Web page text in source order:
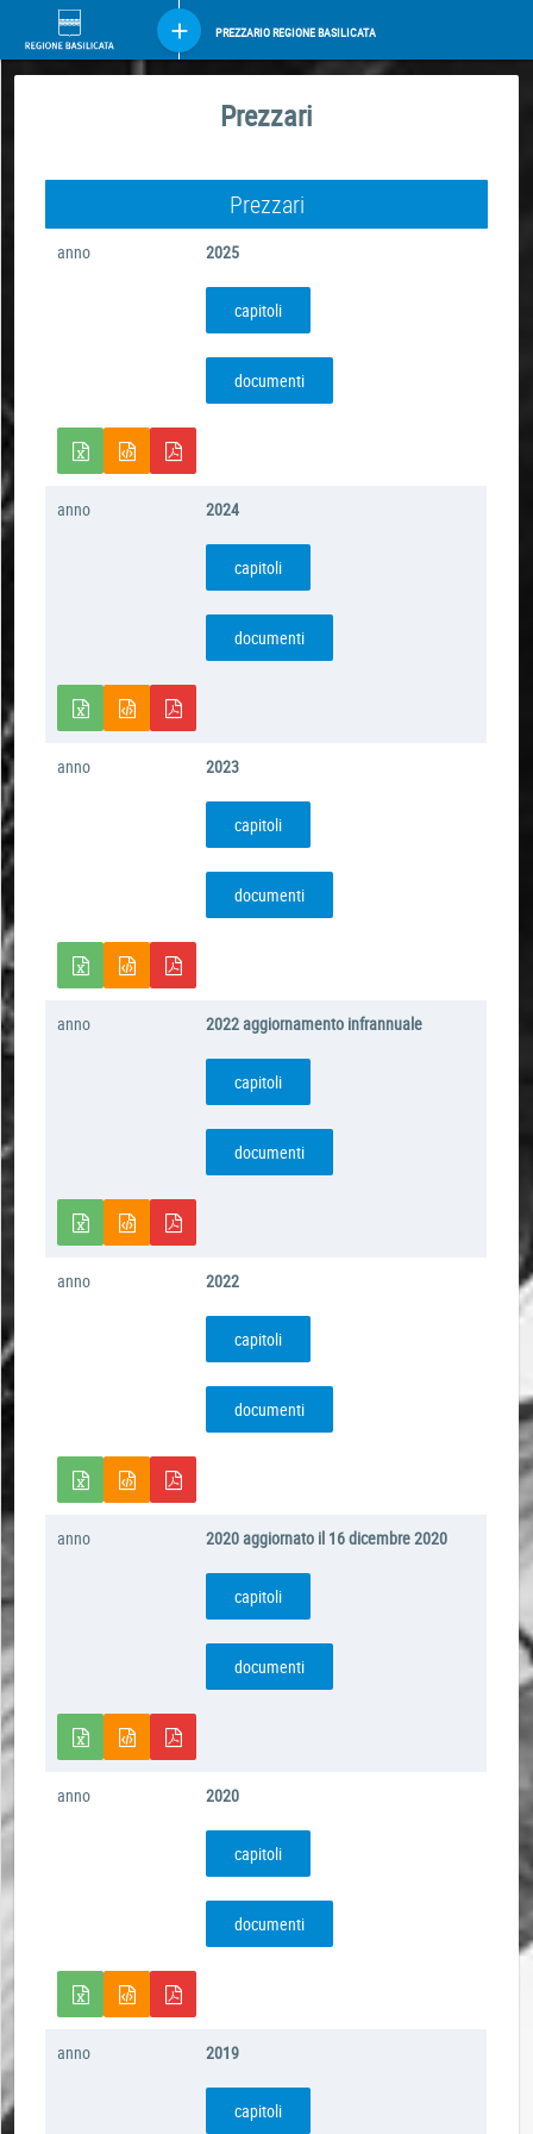
PREZZARIO REGIONE BASILICATA
Prezzari
Prezzari
anno 2025
capitoli
documenti
anno 2024
capitoli
documenti
anno 2023
capitoli
documenti
anno 2022 aggiornamento infrannuale
capitoli
documenti
anno 2022
capitoli
documenti
anno 2020 aggiornato il 16 dicembre 2020
capitoli
documenti
anno 2020
capitoli
documenti
anno 2019
capitoli